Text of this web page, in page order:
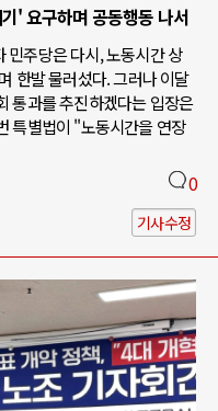
' 요구하며 공동행동 나서
민주당은 다시, 노동시간 상
한발 물러섰다. 그러나 이달
통과를 추진하겠다는 입장은
특별법이 "노동시간을 연장
0
기사수정